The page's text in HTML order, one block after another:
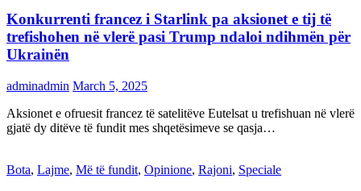
Konkurrenti francez i Starlink pa aksionet e tij të
trefishohen në vlerë pasi Trump ndaloi ndihmën për
Ukrainën
adminadmin March 5, 2025
Aksionet e ofruesit francez të satelitëve Eutelsat u trefishuan në vlerë
gjatë dy ditëve të fundit mes shqetësimeve se qasja…
Bota, Lajme, Më të fundit, Opinione, Rajoni, Speciale